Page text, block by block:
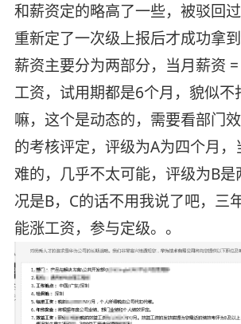
和薪资定的略高了一些，被驳回
重新定了一次级上报后才成功拿
薪资主要分为两部分，当月薪资
工资，试用期都是6个月，貌似不
嘛，这个是动态的，需要看部门
的考核评定，评级为A为四个月，
难的，几乎不太可能，评级为B
况是B，C的话不用我说了吧，三
能涨工资，参与定级。。